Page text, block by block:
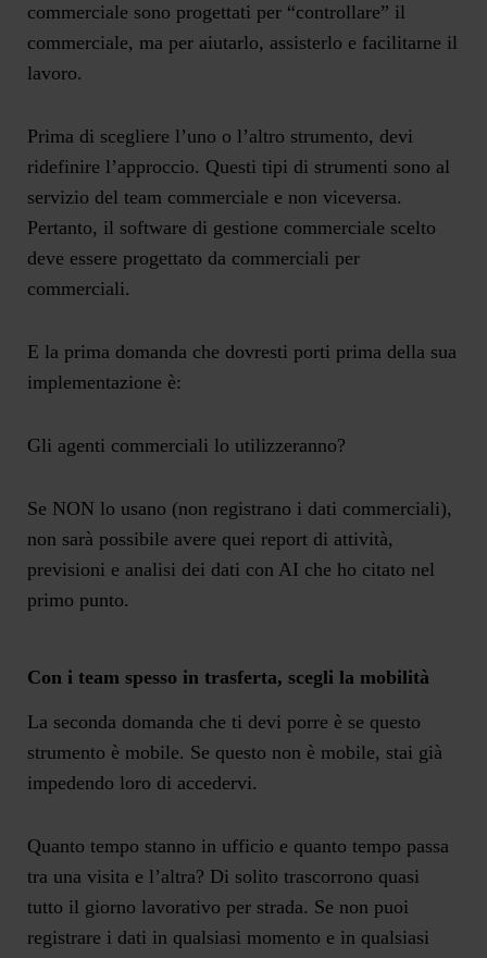
commerciale sono progettati per “controllare” il
commerciale, ma per aiutarlo, assisterlo e facilitarne il
lavoro.
Prima di scegliere l’uno o l’altro strumento, devi
ridefinire l’approccio. Questi tipi di strumenti sono al
servizio del team commerciale e non viceversa.
Pertanto, il software di gestione commerciale scelto
deve essere progettato da commerciali per
commerciali.
E la prima domanda che dovresti porti prima della sua
implementazione è:
Gli agenti commerciali lo utilizzeranno?
Se NON lo usano (non registrano i dati commerciali),
non sarà possibile avere quei report di attività,
previsioni e analisi dei dati con AI che ho citato nel
primo punto.
Con i team spesso in trasferta, scegli la mobilità
La seconda domanda che ti devi porre è se questo
strumento è mobile. Se questo non è mobile, stai già
impedendo loro di accedervi.
Quanto tempo stanno in ufficio e quanto tempo passa
tra una visita e l’altra? Di solito trascorrono quasi
tutto il giorno lavorativo per strada. Se non puoi
registrare i dati in qualsiasi momento e in qualsiasi